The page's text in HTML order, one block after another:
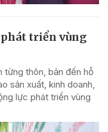
phát triển vùng
từng thôn, bản đến hỗ
sản xuất, kinh doanh,
lực phát triển vùng